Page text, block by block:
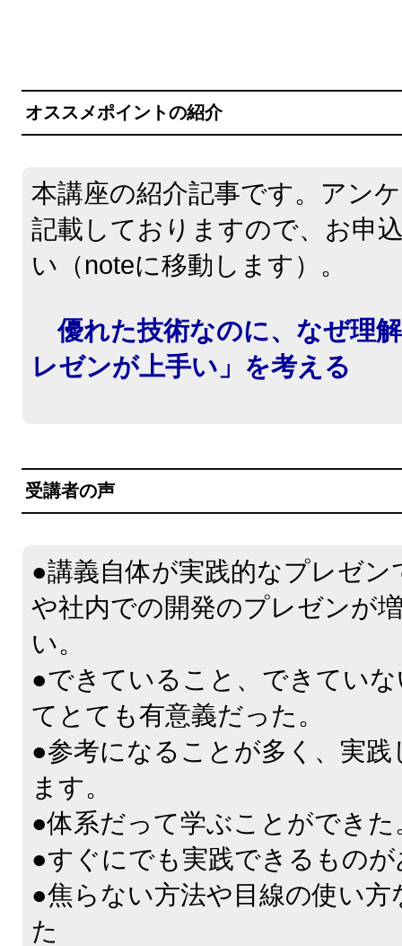
オススメポイントの紹介
本講座の紹介記事です。アン
記載しておりますので、お申
い（noteに移動します）。
優れた技術なのに、なぜ理
レゼンが上手い」を考える
受講者の声
●講義自体が実践的なプレゼ
や社内での開発のプレゼンが
い。
●できていること、できてい
てとても有意義だった。
●参考になることが多く、実
ます。
●体系だって学ぶことができた
●すぐにでも実践できるもの
●焦らない方法や目線の使い
た